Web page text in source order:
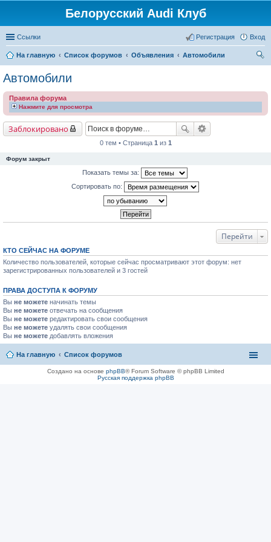
Белорусский Audi Клуб
Ссылки Вход
Регистрация
На главную Список форумов Объявления
Автомобили
Автомобили
Правила форума
Нажмите для просмотра
Заблокировано
0 тем • Страница 1 из 1
Форум закрыт
Показать темы за:
Сортировать по:
Перейти
КТО СЕЙЧАС НА ФОРУМЕ
Количество пользователей, которые сейчас просматривают этот форум: нет
зарегистрированных пользователей и 3 гостей
ПРАВА ДОСТУПА К ФОРУМУ
Вы не можете начинать темы
Вы не можете отвечать на сообщения
Вы не можете редактировать свои сообщения
Вы не можете удалять свои сообщения
Вы не можете добавлять вложения
На главную Список форумов
Создано на основе phpBB® Forum Software © phpBB Limited
Русская поддержка phpBB